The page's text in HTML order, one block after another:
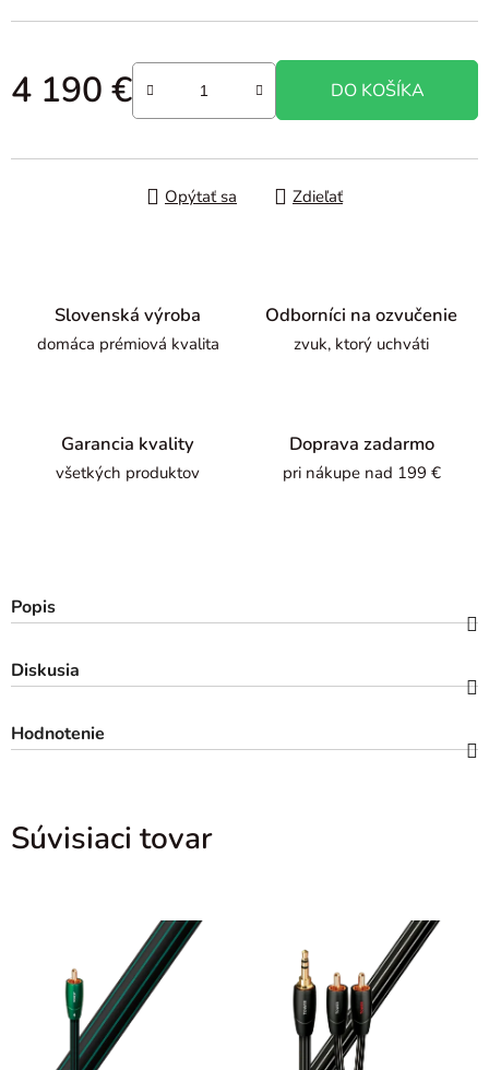
4 190 €
Jednotková cena:
DO KOŠÍKA
Opýtať sa Zdieľať
Slovenská výroba
domáca prémiová kvalita
Odborníci na ozvučenie
zvuk, ktorý uchváti
Garancia kvality
všetkých produktov
Doprava zadarmo
pri nákupe nad 199 €
Popis
Diskusia
Hodnotenie
Súvisiaci tovar